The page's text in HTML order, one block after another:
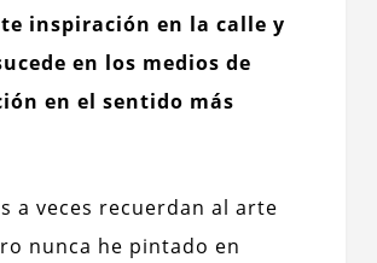
inspiración en la calle y
en los medios de
en el sentido más
a veces recuerdan al arte
nunca he pintado en